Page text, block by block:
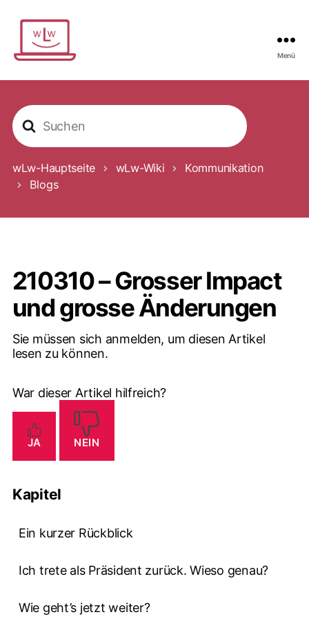
lernen
Menü
S
u
c
e
n
h
wLw-Hauptseite wLw-Wiki
Kommunikation
Blogs
210310 – Grosser Impact
und grosse Änderungen
Sie müssen sich anmelden, um diesen Artikel
lesen zu können.
War dieser Artikel hilfreich?
JA NEIN
Kapitel
Ein kurzer Rückblick
Ich trete als Präsident zurück. Wieso genau?
Wie geht’s jetzt weiter?